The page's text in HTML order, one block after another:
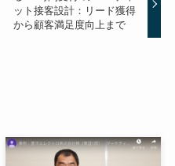
ット接客設計：リード獲得
から顧客満足度向上まで